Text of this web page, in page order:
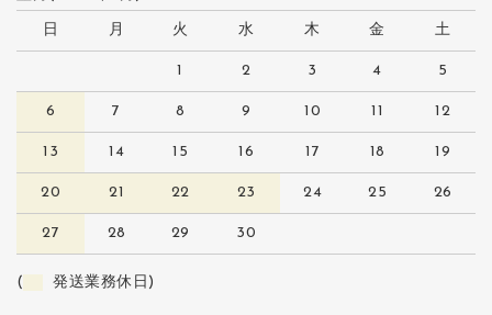
日 月 火 水 木 金 土
1 2 3 4 5
6 7 8 9 10 11 12
13 14 15 16 17 18 19
20 21 22 23 24 25 26
27 28 29 30
( 発送業務休日)